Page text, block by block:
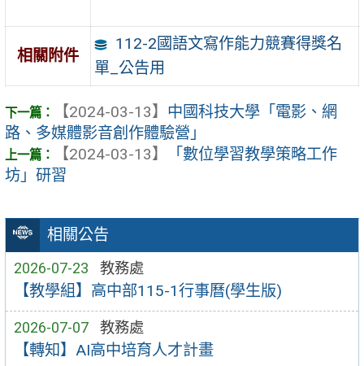
相關公告
2026-07-23 教務處
【教學組】高中部115-1行事曆(學生版)
2026-07-07 教務處
【轉知】AI高中培育人才計畫
相關附件
112-2國語文寫作能力競賽得獎名
單_公告用
【2024-03-13】 中國科技大學「電影、網
路、多媒體影音創作體驗營」
【2024-03-13】
「數位學習教學策略工作
坊」研習